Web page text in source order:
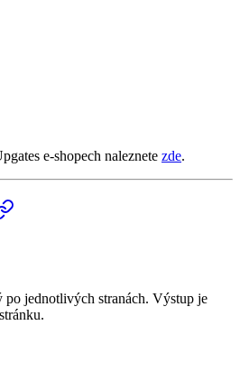
e-shopech naleznete zde.
po jednotlivých stranách. Výstup je